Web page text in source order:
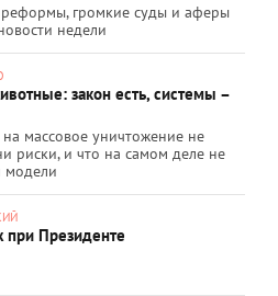
реформы, громкие суды и аферы
недели
закон есть, системы –
на массовое уничтожение не
риски, и что на самом деле не
модели
при Президенте